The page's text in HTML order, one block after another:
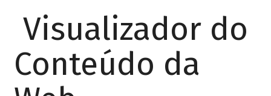
Visualizador do
Conteúdo da